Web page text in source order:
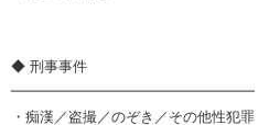
◆ 刑事事件
━━━━━━━━━━━━━━━━━
・痴漢／盗撮／のぞき／その他性犯罪